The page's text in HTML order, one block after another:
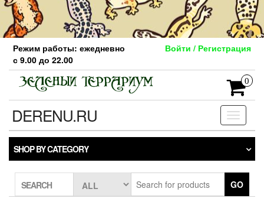
Skip
the
content
Режим работы: ежедневно
с 9.00 до 22.00
Войти / Регистрация
0
Toggle
DERENU.RU
SHOP BY CATEGORY
SEARCH GO